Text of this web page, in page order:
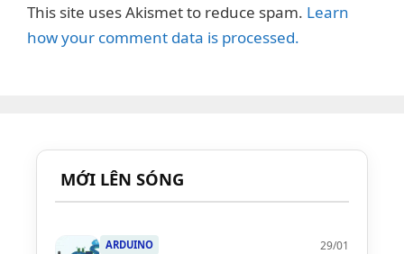
This site uses Akismet to reduce spam. Learn
how your comment data is processed.
MỚI LÊN SÓNG
ARDUINO 29/01